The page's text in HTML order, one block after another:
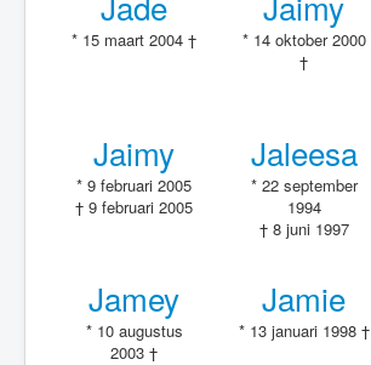
* 15 maart 2004 †
* 14 oktober 2000
†
Jaimy
* 9 februari 2005
† 9 februari 2005
Jaleesa
* 22 september
1994
† 8 juni 1997
Jamey
* 10 augustus
2003 †
Jamie
* 13 januari 1998 †